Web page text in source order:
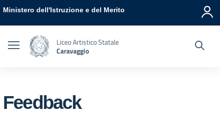
Ministero dell'Istruzione e del Merito
Liceo Artistico Statale
Caravaggio
Feedback